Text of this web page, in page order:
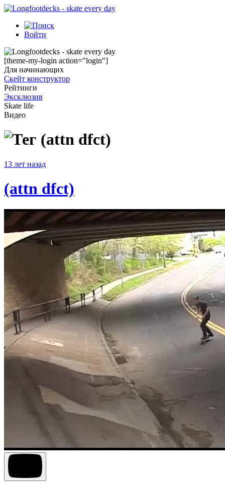
Войти
[theme-my-login action="login"]
Для начинающих
Скейт конструктор
Рейтинги
Эксклюзив
Skate life
Видео
(attn dfct)
13 лет назад
(attn dfct)